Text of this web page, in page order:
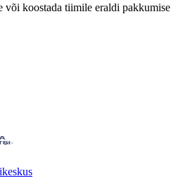
või koostada tiimile eraldi pakkumise